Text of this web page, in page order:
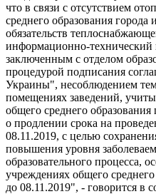
что в связи с отсутствием
среднего образования
обязательств
информационно-технический
заключенным с отделом
процедурой подписания
Украины", несоблюдением
помещениях заведений,
общего среднего
о продлении срока на
08.11.2019, с целью
повышения уровня
образовательного процесса,
учреждениях общего
до 08.11.2019", - говорится в